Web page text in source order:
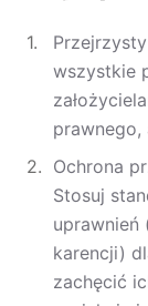
wszystkie
prawnego,
Ochrona
Stosuj
uprawnień
karencji)
zachęcić